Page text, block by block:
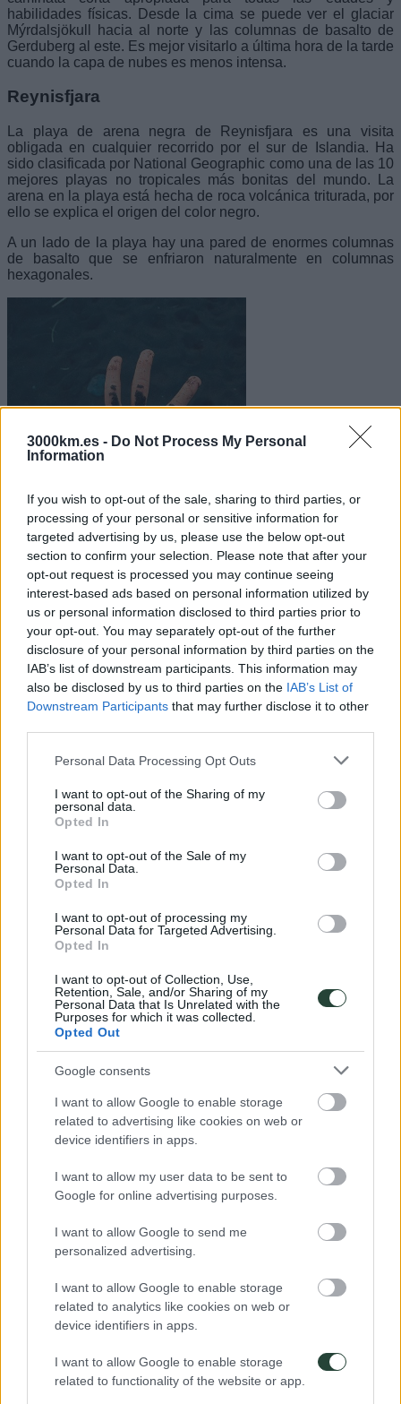
3000km.es - Do Not Process My Personal
Information
If you wish to opt-out of the sale, sharing to third parties, or
processing of your personal or sensitive information for
targeted advertising by us, please use the below opt-out
section to confirm your selection. Please note that after your
opt-out request is processed you may continue seeing
interest-based ads based on personal information utilized by
us or personal information disclosed to third parties prior to
your opt-out. You may separately opt-out of the further
disclosure of your personal information by third parties on the
IAB’s list of downstream participants. This information may
also be disclosed by us to third parties on the IAB’s List of
Downstream Participants that may further disclose it to other
Please note that this website/app uses one or more Google
not limited to your visit or usage behaviour. You may click to
grant or deny consent to Google and its third-party tags to
use your data for below specified purposes in below Google
consent section.
Personal Data Processing Opt Outs
I want to opt-out of the Sharing of my
personal data.
Opted In
I want to opt-out of the Sale of my
Personal Data.
Opted In
I want to opt-out of processing my
Personal Data for Targeted Advertising.
Opted In
I want to opt-out of Collection, Use,
Retention, Sale, and/or Sharing of my
Personal Data that Is Unrelated with the
Purposes for which it was collected.
Opted Out
Google consents
I want to allow Google to enable storage
related to advertising like cookies on web or
device identifiers in apps.
I want to allow my user data to be sent to
Google for online advertising purposes.
I want to allow Google to send me
personalized advertising.
I want to allow Google to enable storage
related to analytics like cookies on web or
device identifiers in apps.
I want to allow Google to enable storage
related to functionality of the website or app.
habilidades físicas. Desde la cima se puede ver el glaciar
Mýrdalsjökull hacia al norte y las columnas de basalto de
Gerduberg al este. Es mejor visitarlo a última hora de la tarde
cuando la capa de nubes es menos intensa.
Reynisfjara
La playa de arena negra de Reynisfjara es una visita
obligada en cualquier recorrido por el sur de Islandia. Ha
sido clasificada por National Geographic como una de las 10
mejores playas no tropicales más bonitas del mundo. La
arena en la playa está hecha de roca volcánica triturada, por
ello se explica el origen del color negro.
A un lado de la playa hay una pared de enormes columnas
de basalto que se enfriaron naturalmente en columnas
hexagonales.
Fjaðrárgljúfur
A menudo considerado uno de los cañones más bellos de
Islandia, Fjaðrárgljúfur tiene cerca de 100 metros de
profundidad y 2 kilómetros de largo con paredes escarpadas
talladas a través de la erosión del río Fjaðrá. Hay una ruta de
senderismo bien controlada y sencilla en la parte superior
del cañón.
¡No te pierdas nuestroviaje en grupo de 8 días
por el sur de
Islandia!
A pocos pasos de la icónica cascada de Seljalandsfoss, se
encuentra Gljúfrafoss. Una cascada menos conocida pero no